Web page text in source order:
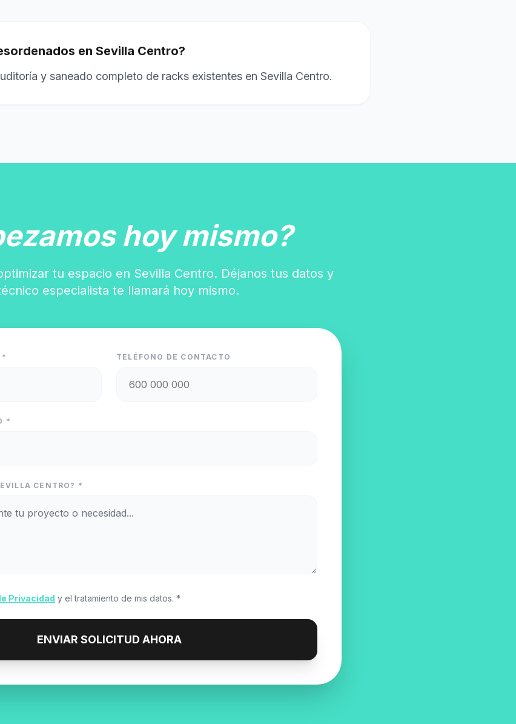
en Sevilla Centro?
y saneado completo de racks existentes en Sevilla Centro.
hoy mismo?
tu espacio en Sevilla Centro. Déjanos tus datos y
especialista te llamará hoy mismo.
* TELÉFONO DE CONTACTO
*
CENTRO? *
Privacidad y el tratamiento de mis datos. *
ENVIAR SOLICITUD AHORA